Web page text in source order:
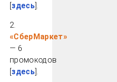
[здесь].
2.
«СберМаркет»
— 6
промокодов
[здесь].